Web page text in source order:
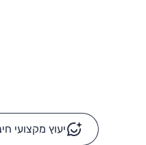
יעוץ מקצועי -